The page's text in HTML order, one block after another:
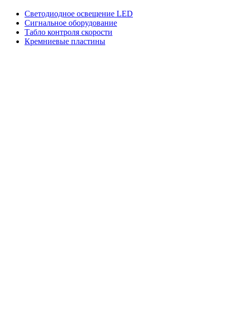
Светодиодное освещение LED
Сигнальное оборудование
Табло контроля скорости
Кремниевые пластины